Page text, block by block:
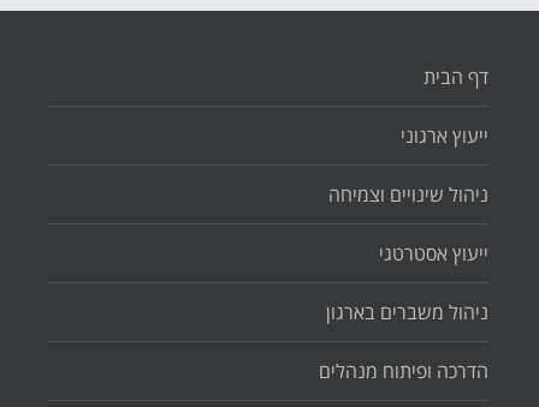
דף הבית
ייעוץ ארגוני
ניהול שינויים וצמיחה
ייעוץ אסטרטגי
ניהול משברים בארגון
הדרכה ופיתוח מנהלים